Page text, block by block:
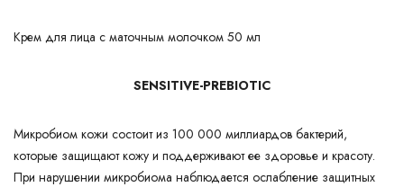
Крем для лица с маточным молочком 50 мл
SENSITIVE-PREBIOTIC
Микробиом кожи состоит из 100 000 миллиардов бактерий,
которые защищают кожу и поддерживают ее здоровье и красоту.
При нарушении микробиома наблюдается ослабление защитных